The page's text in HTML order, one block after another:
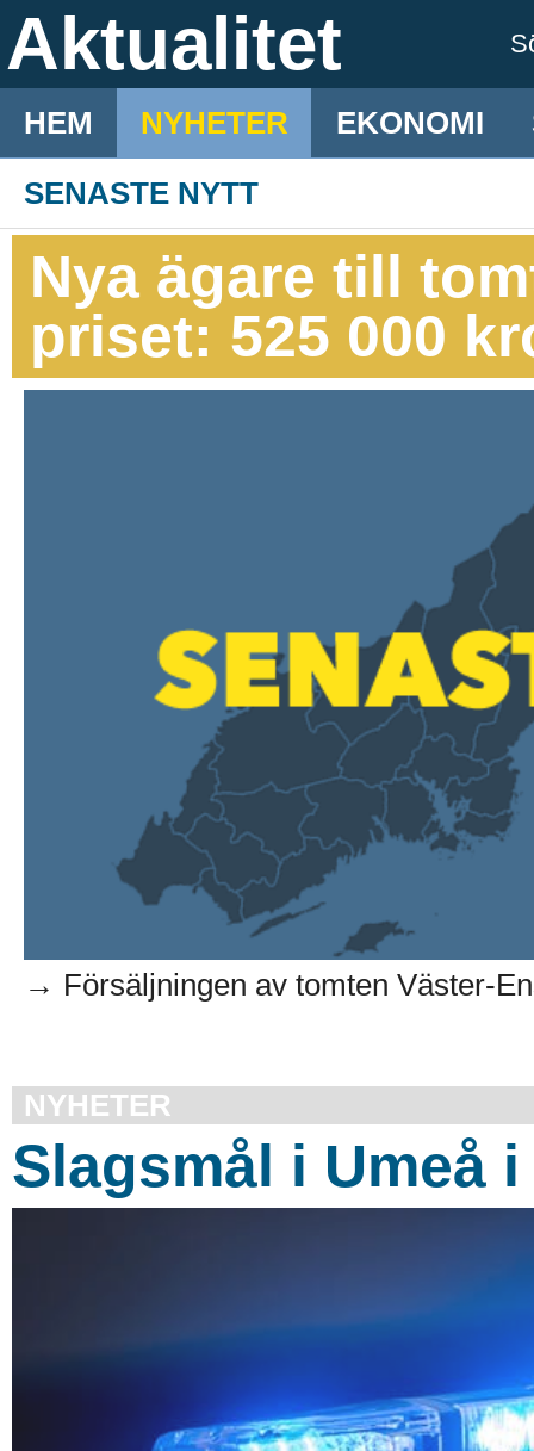
Aktualitet
HEM NYHETER EKONOMI
SENASTE NYTT
Nya ägare till
priset: 525 000
→ Försäljningen av tomten Väster-
NYHETER
Slagsmål i Umeå